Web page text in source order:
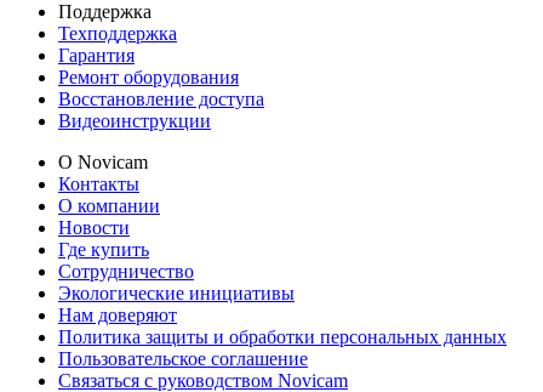
Поддержка
Техподдержка
Гарантия
Ремонт оборудования
Восстановление доступа
Видеоинструкции
О Novicam
Контакты
О компании
Новости
Где купить
Сотрудничество
Экологические инициативы
Нам доверяют
Политика защиты и обработки персональных данных
Пользовательское соглашение
Связаться с руководством Novicam